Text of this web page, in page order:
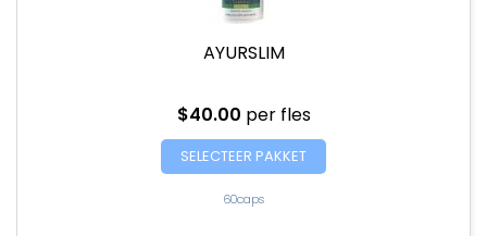
AYURSLIM
$40.00 per fles
SELECTEER PAKKET
60caps